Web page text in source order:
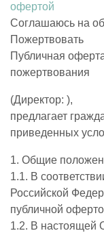
офертой
Соглашаюсь на
Публичная
пожертвования
(Директор: ),
предлагает
приведенных
1. Общие
1.1. В
Российской
публичной
1.2. В настоящей